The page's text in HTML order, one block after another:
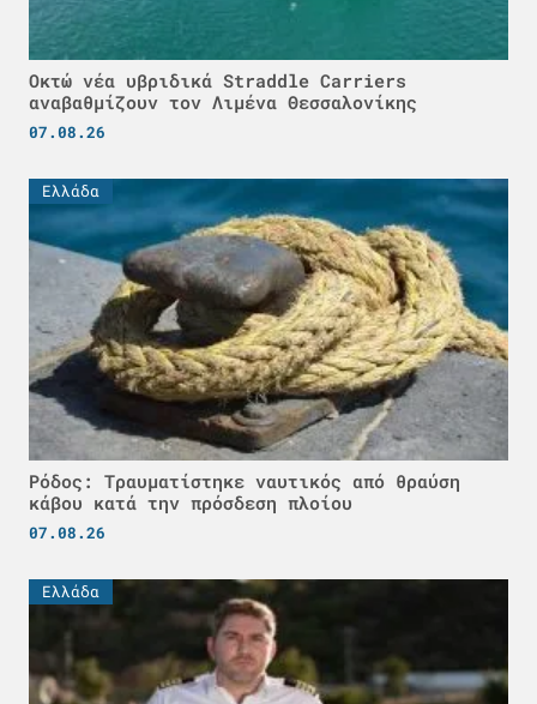
Οκτώ νέα υβριδικά Straddle Carriers
αναβαθμίζουν τον Λιμένα Θεσσαλονίκης
07.08.26
Ελλάδα
Ρόδος: Τραυματίστηκε ναυτικός από θραύση
κάβου κατά την πρόσδεση πλοίου
07.08.26
Ελλάδα